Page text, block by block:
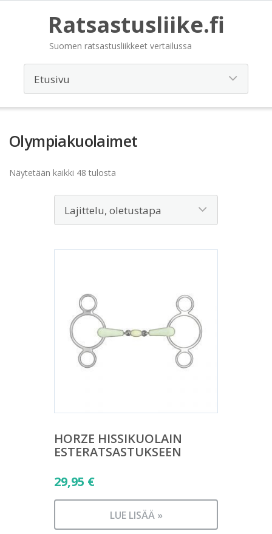
Ratsastusliike.fi
Suomen ratsastusliikkeet vertailussa
Olympiakuolaimet
Näytetään kaikki 48 tulosta
HORZE HISSIKUOLAIN
ESTERATSASTUKSEEN
29,95 €
LUE LISÄÄ »